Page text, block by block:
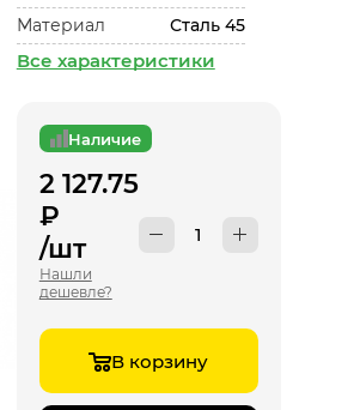
Материал
Сталь 45
Все характеристики
Наличие
2 127.75
₽
/шт
Нашли
дешевле?
В корзину